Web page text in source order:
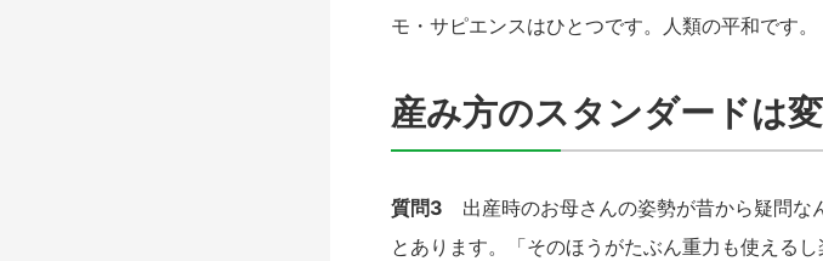
モ・サピエンスはひとつです。人類の平和です。
産み方のスタンダードは
質問3 出産時のお母さんの姿勢が昔から疑問な
とあります。「そのほうがたぶん重力も使える